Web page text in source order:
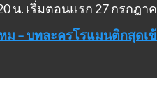
น. เริ่มตอนแรก 27 กรกฎ
ม – บทละครโรแมนติกสุดเ